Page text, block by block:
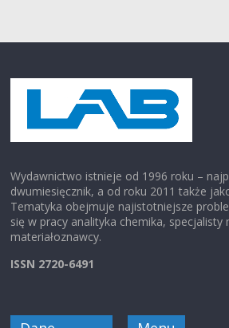
Wydawnictwo istnieje od 1996 roku –
dwumiesięcznik, a od roku 2011 także
Tematyka obejmuje najistotniejsze
się w pracy analityka chemika, specjalisty
materiałoznawcy.
ISSN 2720-6491